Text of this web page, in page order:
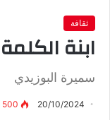
ثقافة
ابنة الكلمة
سميرة البوزيدي
20/10/2024
500